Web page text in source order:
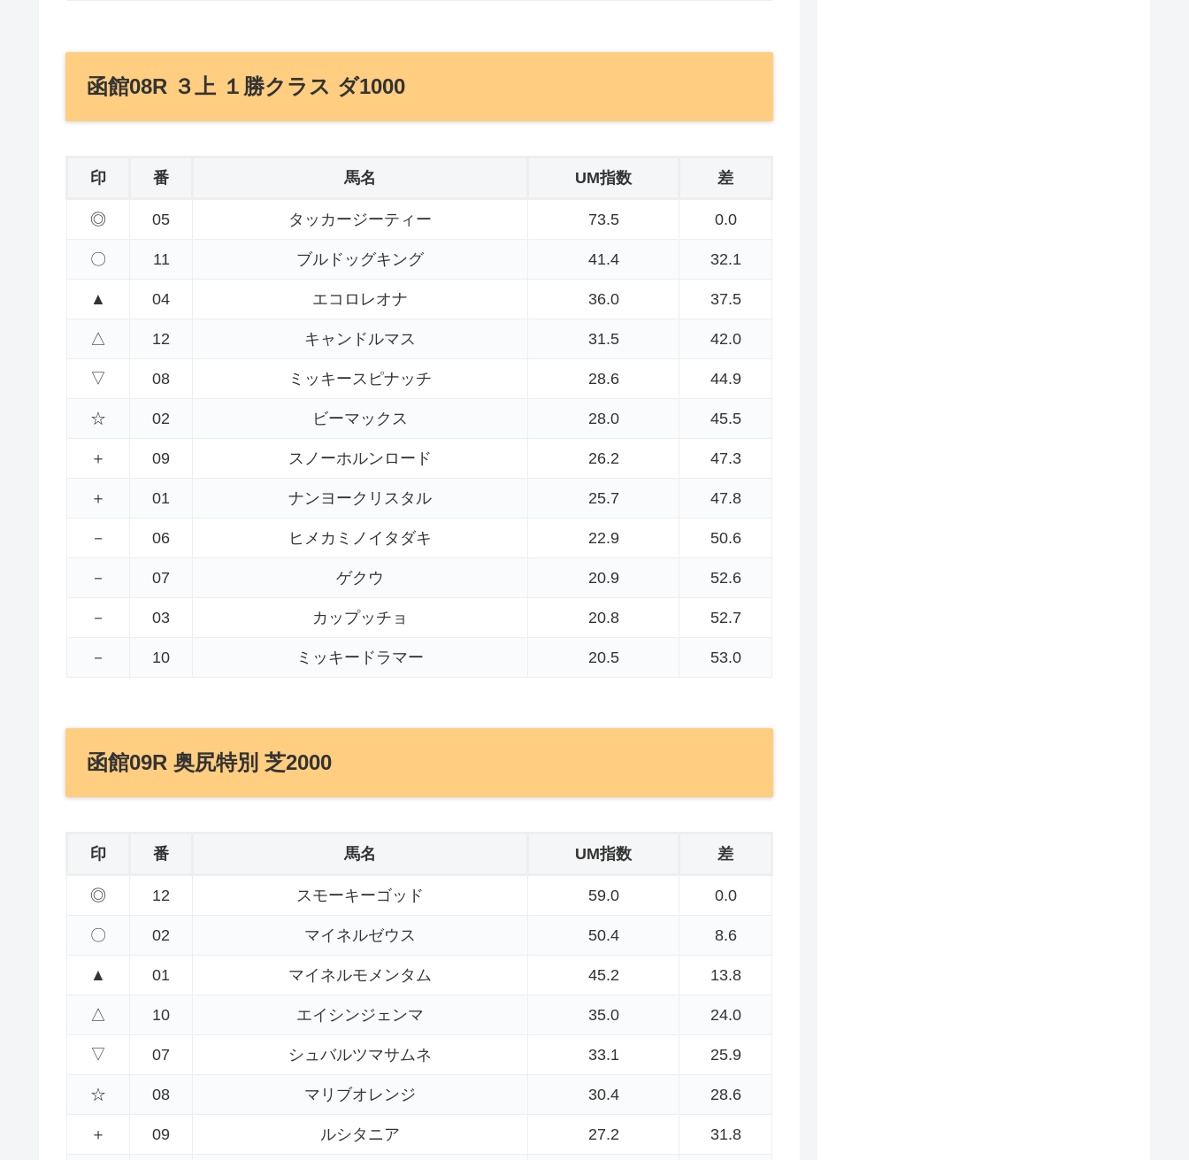
函館08R ３上 １勝クラス ダ1000
印 番 馬名 UM指数 差
◎ 05 タッカージーティー 73.5 0.0
〇 11 ブルドッグキング 41.4 32.1
▲ 04 エコロレオナ 36.0 37.5
△ 12 キャンドルマス 31.5 42.0
▽ 08 ミッキースピナッチ 28.6 44.9
☆ 02 ビーマックス 28.0 45.5
＋ 09 スノーホルンロード 26.2 47.3
＋ 01 ナンヨークリスタル 25.7 47.8
－ 06 ヒメカミノイタダキ 22.9 50.6
－ 07 ゲクウ 20.9 52.6
－ 03 カップッチョ 20.8 52.7
－ 10 ミッキードラマー 20.5 53.0
函館09R 奥尻特別 芝2000
印 番 馬名 UM指数 差
◎ 12 スモーキーゴッド 59.0 0.0
〇 02 マイネルゼウス 50.4 8.6
▲ 01 マイネルモメンタム 45.2 13.8
△ 10 エイシンジェンマ 35.0 24.0
▽ 07 シュバルツマサムネ 33.1 25.9
☆ 08 マリブオレンジ 30.4 28.6
＋ 09 ルシタニア 27.2 31.8